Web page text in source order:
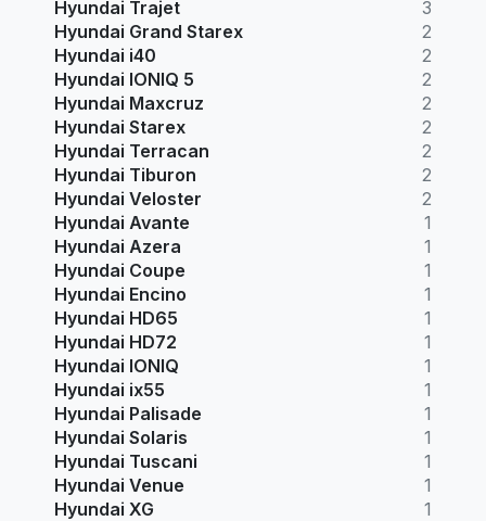
Hyundai Trajet
3
Hyundai Grand Starex
2
Hyundai i40
2
Hyundai IONIQ 5
2
Hyundai Maxcruz
2
Hyundai Starex
2
Hyundai Terracan
2
Hyundai Tiburon
2
Hyundai Veloster
2
Hyundai Avante
1
Hyundai Azera
1
Hyundai Coupe
1
Hyundai Encino
1
Hyundai HD65
1
Hyundai HD72
1
Hyundai IONIQ
1
Hyundai ix55
1
Hyundai Palisade
1
Hyundai Solaris
1
Hyundai Tuscani
1
Hyundai Venue
1
Hyundai XG
1